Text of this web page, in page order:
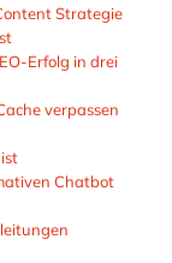
Strategie
Erfolg in drei
verpassen
Chatbot